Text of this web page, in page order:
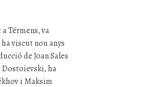
Térmens, va
viscut nou anys
de Joan Sales
ha
i Maksim